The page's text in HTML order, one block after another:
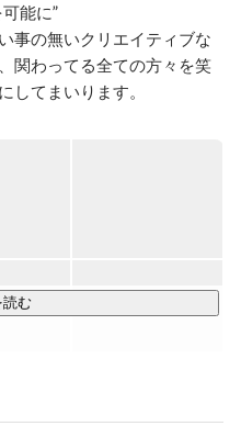
能に”
事の無いクリエイティブな
関わってる全ての方々を笑
してまいります。
読む